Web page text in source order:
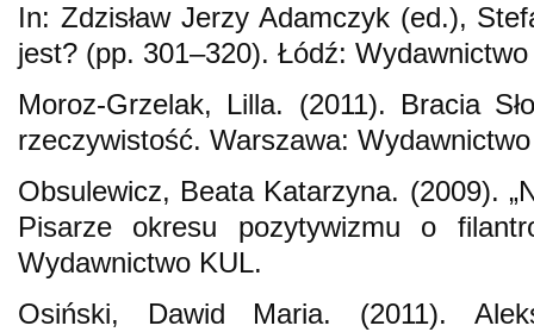
In: Zdzisław Jerzy Adamczyk (ed.),
jest? (pp. 301–320). Łódź:
Moroz-Grzelak, Lilla. (2011). Bracia
rzeczywistość. Warszawa:
Obsulewicz, Beata Katarzyna. (2009).
Pisarze okresu pozytywizmu o
Wydawnictwo KUL.
Osiński, Dawid Maria. (2011).